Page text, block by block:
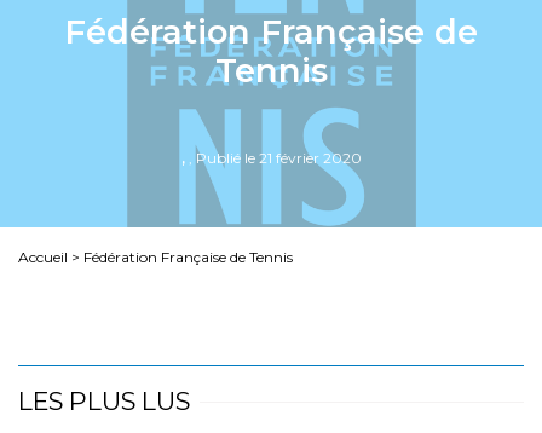
Fédération Française de
Tennis
, , Publié le 21 février 2020
Accueil > Fédération Française de Tennis
LES PLUS LUS